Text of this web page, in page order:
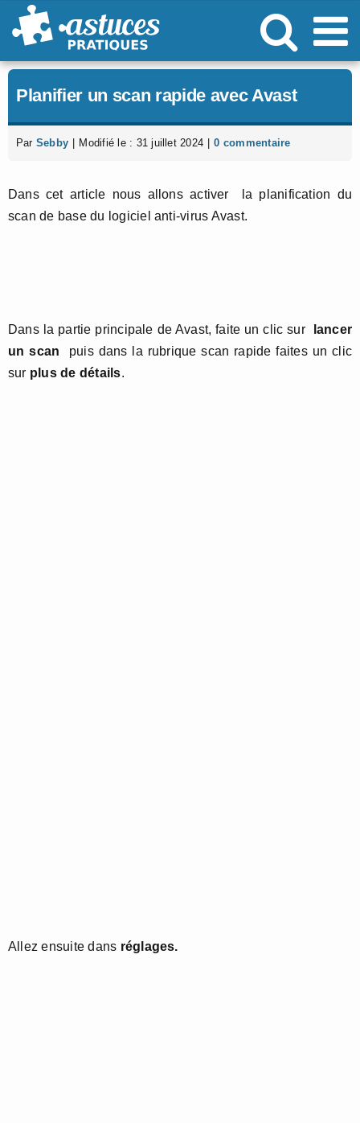
Passer
au
Planifier un scan rapide avec Avast
Par Sebby Modifié le : 31 juillet 2024 0 commentaire
Dans cet article nous allons activer la planification du
scan de base du logiciel anti-virus Avast.
Dans la partie principale de Avast, faite un clic sur
lancer
un scan puis dans la rubrique scan rapide faites un clic
sur plus de détails.
Allez ensuite dans réglages.